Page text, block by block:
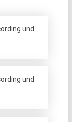
und
und